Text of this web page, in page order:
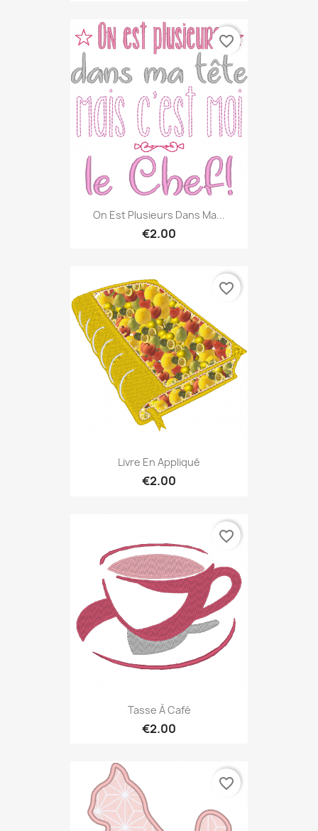
On Est Plusieurs Dans Ma...
€2.00
favorite_border
Livre En Appliqué
€2.00
favorite_border
Tasse À Café
€2.00
favorite_border
favorite_border